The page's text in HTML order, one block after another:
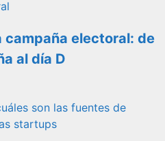
campaña electoral: de
al día D